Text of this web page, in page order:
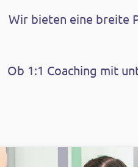
Wir bieten eine breite
Ob 1:1 Coaching mit